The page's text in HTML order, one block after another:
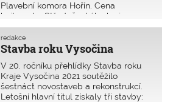
Plavební komora Hořín. Cena
hejtmanky Středočeského kraje za
přínos Středočeskému kraji 2022 byla
udělena stavbě Lávka přes Labe
v Nymburce. Obě tyto stavby získaly
i další ocenění, mimo jiné jednu
z deseti hlavních cen v celostátní
přehlídce Stavba roku 2022.
Stavba roku Vysočina
redakce
V 20. ročníku přehlídky Stavba roku
Kraje Vysočina 2021 soutěžilo
šestnáct novostaveb a rekonstrukcí.
Letošní hlavní titul získaly tři stavby: